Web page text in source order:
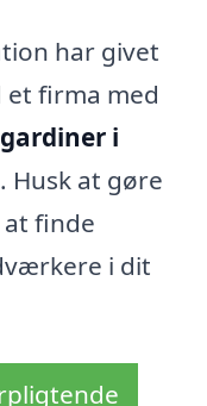
har givet
et firma med
i
Husk at gøre
finde
i dit